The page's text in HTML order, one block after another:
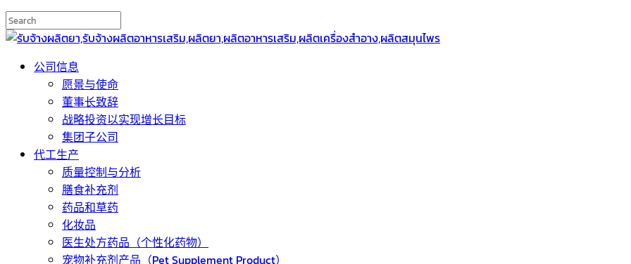
公司信息
愿景与使命
董事长致辞
战略投资以实现增长目标
集团子公司
代工生产
质量控制与分析
膳食补充剂
药品和草药
化妆品
医生处方药品（个性化药物）
宠物补充剂产品（Pet Supplement Product）